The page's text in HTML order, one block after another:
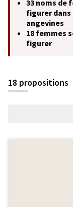
33 noms de
figurer dans
angevines
18 femmes
figurer
18 propositions